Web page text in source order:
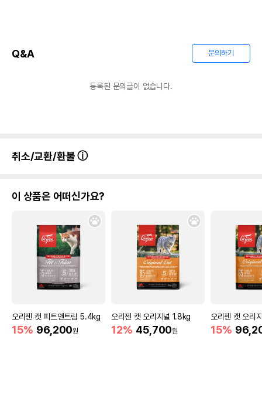
Q&A 문의하기
등록된 문의글이 없습니다.
취소/교환/환불
이 상품은 어떠신가요?
오리젠 캣 피트앤트림 5.4kg
15% 96,200원
오리젠 캣 오리지널 1.8kg
12% 45,700원
오리젠 캣 오리
15%